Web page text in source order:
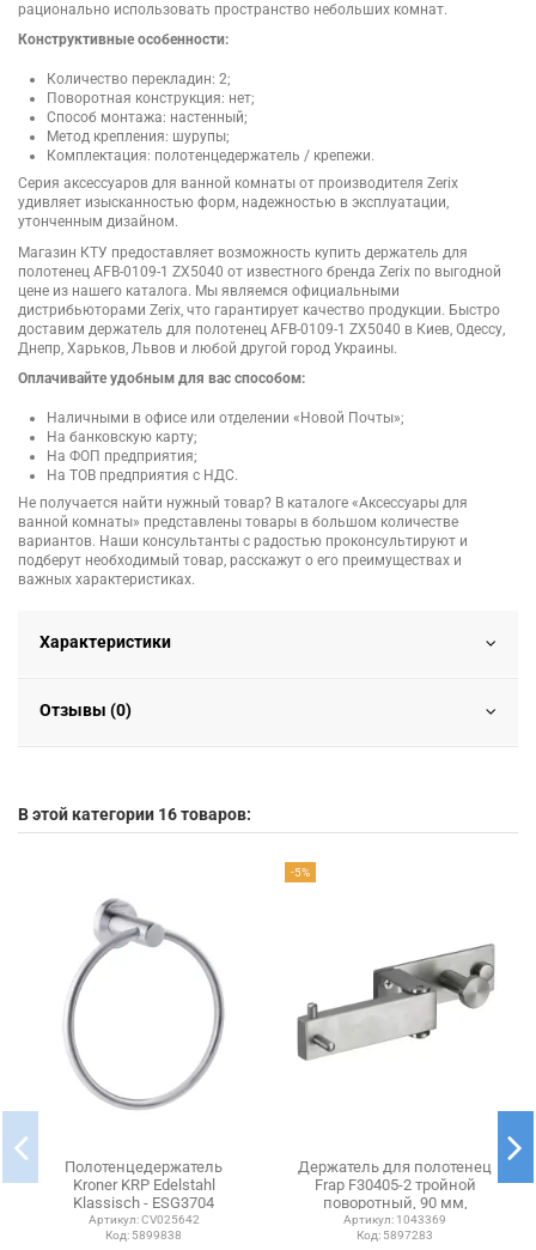
рационально использовать пространство небольших комнат.
Конструктивные особенности:
Количество перекладин: 2;
Поворотная конструкция: нет;
Способ монтажа: настенный;
Метод крепления: шурупы;
Комплектация: полотенцедержатель / крепежи.
Серия аксессуаров для ванной комнаты от производителя Zerix
удивляет изысканностью форм, надежностью в эксплуатации,
утонченным дизайном.
Магазин КТУ предоставляет возможность купить держатель для
полотенец AFB-0109-1 ZX5040 от известного бренда Zerix по выгодной
цене из нашего каталога. Мы являемся официальными
дистрибьюторами Zerix, что гарантирует качество продукции. Быстро
доставим держатель для полотенец AFB-0109-1 ZX5040 в Киев, Одессу,
Днепр, Харьков, Львов и любой другой город Украины.
Оплачивайте удобным для вас способом:
Наличными в офисе или отделении «Новой Почты»;
На банковскую карту;
На ФОП предприятия;
На ТОВ предприятия с НДС.
Не получается найти нужный товар? В каталоге «Аксессуары для
ванной комнаты» представлены товары в большом количестве
вариантов. Наши консультанты с радостью проконсультируют и
подберут необходимый товар, расскажут о его преимуществах и
важных характеристиках.
Характеристики
Отзывы (0)
В этой категории 16 товаров:
Полотенцедержатель
Kroner KRP Edelstahl
Klassisch - ESG3704
Артикул: CV025642
Код: 5899838
-5%
Держатель для полотенец
Frap F30405-2 тройной
поворотный, 90 мм,
нержавеющая сталь
Артикул: 1043369
Код: 5897283